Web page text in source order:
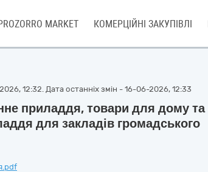
MARKET КОМЕРЦІЙНІ ЗАКУПІВЛІ
12:32. Дата останніх змін - 16-06-2026, 12:33
приладдя, товари для дому та
для закладів громадського